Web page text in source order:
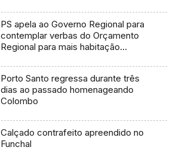
PS apela ao Governo Regional para
contemplar verbas do Orçamento
Regional para mais habitação
Porto Santo regressa durante três
dias ao passado homenageando
Colombo
Calçado contrafeito apreendido no
Funchal